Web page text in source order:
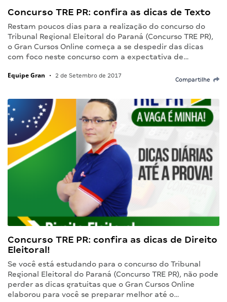
Concurso TRE PR: confira as dicas de Texto
Restam poucos dias para a realização do concurso do
Tribunal Regional Eleitoral do Paraná (Concurso TRE PR),
o Gran Cursos Online começa a se despedir das dicas
com foco neste concurso com a expectativa de…
Equipe Gran • 2 de Setembro de 2017
Compartilhe
Concurso TRE PR: confira as dicas de Direito
Eleitoral!
Se você está estudando para o concurso do Tribunal
Regional Eleitoral do Paraná (Concurso TRE PR), não pode
perder as dicas gratuitas que o Gran Cursos Online
elaborou para você se preparar melhor até o…